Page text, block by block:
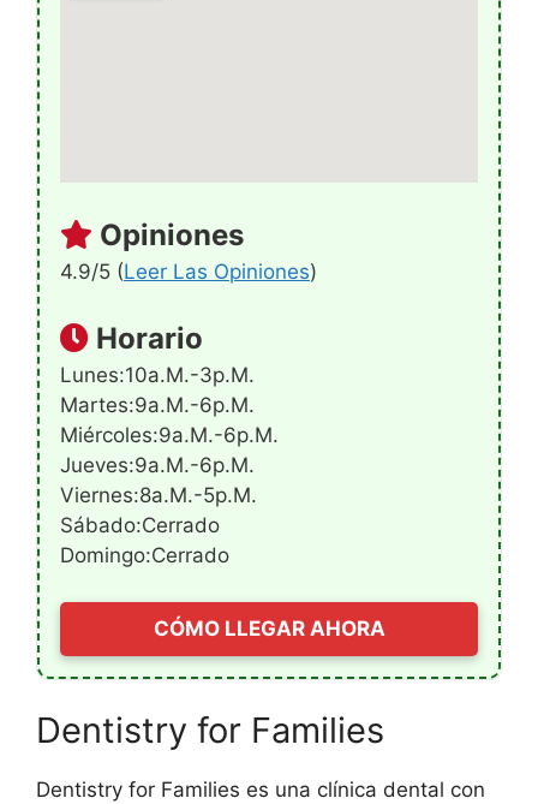
Opiniones
4.9/5 (Leer Las Opiniones)
Horario
Lunes:10a.m.-3p.m.
Martes:9a.m.-6p.m.
Miércoles:9a.m.-6p.m.
Jueves:9a.m.-6p.m.
Viernes:8a.m.-5p.m.
Sábado:Cerrado
Domingo:Cerrado
CÓMO LLEGAR AHORA
Dentistry for Families
Dentistry for Families es una clínica dental con